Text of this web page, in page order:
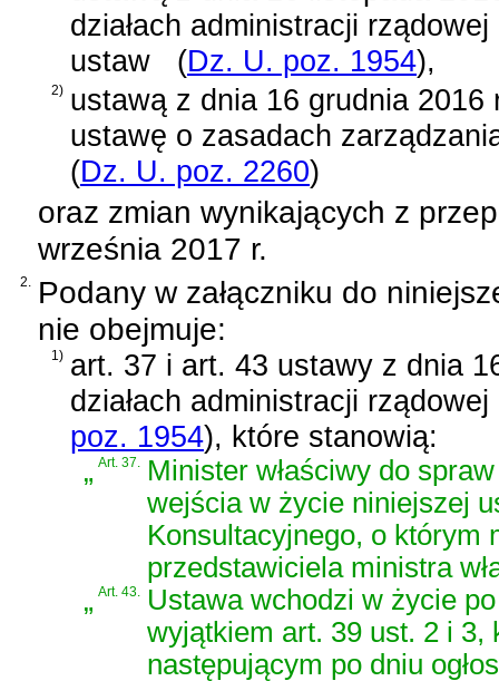
działach administracji
ustaw
(Dz. U. poz. 1954),
2) ustawą z dnia 16 grudnia
ustawę o zasadach
(Dz. U. poz. 2260)
oraz zmian wynikających z
września 2017 r.
2. Podany w załączniku do
nie obejmuje:
1) art. 37 i art. 43 ustawy z dnia
działach administracji
poz. 1954), które stanowią:
„Art. 37. Minister właściwy do
wejścia w życie niniejszej
Konsultacyjnego, o którym
przedstawiciela ministra
„Art. 43. Ustawa wchodzi w życie
wyjątkiem art. 39 ust. 2 i 3,
następującym po dniu